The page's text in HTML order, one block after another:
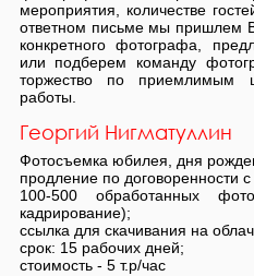
мероприятия, количестве
ответном письме мы пришлем
конкретного фотографа,
или подберем команду
торжество по приемлимым
работы.
Георгий Нигматуллин
Фотосъемка юбилея, дня
продление по договоренности
100-500 обработанных
кадрирование);
ссылка для скачивания на
срок: 15 рабочих дней;
стоимость - 5 т.р/час